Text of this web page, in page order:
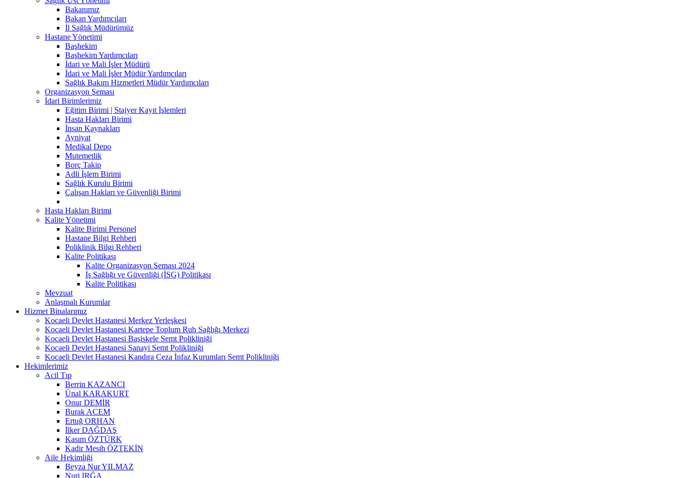
Bakanımız
Bakan Yardımcıları
İl Sağlık Müdürümüz
Hastane Yönetimi
Başhekim
Başhekim Yardımcıları
İdari ve Mali İşler Müdürü
İdari ve Mali İşler Müdür Yardımcıları
Sağlık Bakım Hizmetleri Müdür Yardımcıları
Organizasyon Şeması
İdari Birimlerimiz
Eğitim Birimi | Stajyer Kayıt İşlemleri
Hasta Hakları Birimi
İnsan Kaynakları
Ayniyat
Medikal Depo
Mutemetlik
Borç Takip
Adli İşlem Birimi
Sağlık Kurulu Birimi
Çalışan Hakları ve Güvenliği Birimi
Hasta Hakları Birimi
Kalite Yönetimi
Kalite Birimi Personel
Hastane Bilgi Rehberi
Poliklinik Bilgi Rehberi
Kalite Politikası
Kalite Organizasyon Şeması 2024
İş Sağlığı ve Güvenliği (İSG) Politikası
Kalite Politikası
Mevzuat
Anlaşmalı Kurumlar
Hizmet Binalarımız
Kocaeli Devlet Hastanesi Merkez Yerleşkesi
Kocaeli Devlet Hastanesi Kartepe Toplum Ruh Sağlığı Merkezi
Kocaeli Devlet Hastanesi Başiskele Semt Polikliniği
Kocaeli Devlet Hastanesi Sanayi Semt Polikliniği
Kocaeli Devlet Hastanesi Kandıra Ceza İnfaz Kurumları Semt Polikliniği
Hekimlerimiz
Acil Tıp
Berrin KAZANCI
Ünal KARAKURT
Onur DEMİR
Burak ACEM
Ertuğ ORHAN
İlker DAĞDAŞ
Kasım ÖZTÜRK
Kadir Mesih ÖZTEKİN
Aile Hekimliği
Beyza Nur YILMAZ
Nuri IRĞA